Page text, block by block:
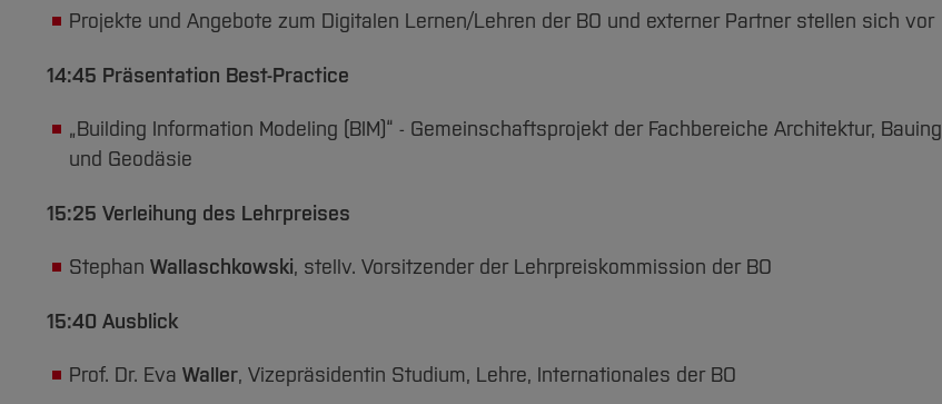
Projekte und Angebote zum Digitalen Lernen/Lehren der BO und externer Partner stellen sich vor
14:45 Präsentation Best-Practice
„Building Information Modeling (BIM)“ - Gemeinschaftsprojekt der Fachbereiche Architektur,
und Geodäsie
15:25 Verleihung des Lehrpreises
Stephan Wallaschkowski, stellv. Vorsitzender der Lehrpreiskommission der BO
15:40 Ausblick
Prof. Dr. Eva Waller, Vizepräsidentin Studium, Lehre, Internationales der BO